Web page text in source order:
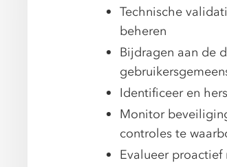
Technische
beheren
Bijdragen aan de
Identificeer en
Monitor
controles te
Evalueer